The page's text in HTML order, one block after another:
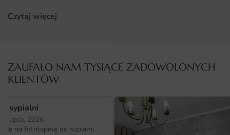
oraz przytulnego charakteru. Dzięki swojej
Gdzie sprawdzi się fototapeta Plakat Samotne Drzewo
Plakat Samotne Drzewo doskonale sprawdzi się w
różnych przestrzeniach. Można go powiesić w salonie,
gdzie stanie się centralnym punktem aranżacji, w sypialni,
Czytaj więcej
ZAUFAŁO NAM TYSIĄCE ZADOWOLONYCH
KLIENTÓW
sypialni
lipca, 2026
się na fototapetę do sypialni.